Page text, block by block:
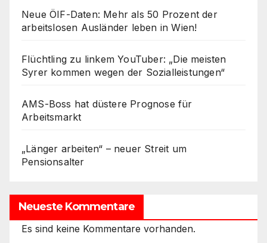
Neue ÖIF-Daten: Mehr als 50 Prozent der
arbeitslosen Ausländer leben in Wien!
Flüchtling zu linkem YouTuber: „Die meisten
Syrer kommen wegen der Sozialleistungen“
AMS-Boss hat düstere Prognose für
Arbeitsmarkt
„Länger arbeiten“ – neuer Streit um
Pensionsalter
Neueste Kommentare
Es sind keine Kommentare vorhanden.